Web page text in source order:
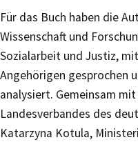
Für das Buch haben die
Wissenschaft und
Sozialarbeit und Justiz,
Angehörigen gesprochen
analysiert. Gemeinsam
Landesverbandes des
Katarzyna Kotula,